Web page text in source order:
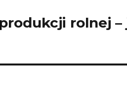
rolnej –